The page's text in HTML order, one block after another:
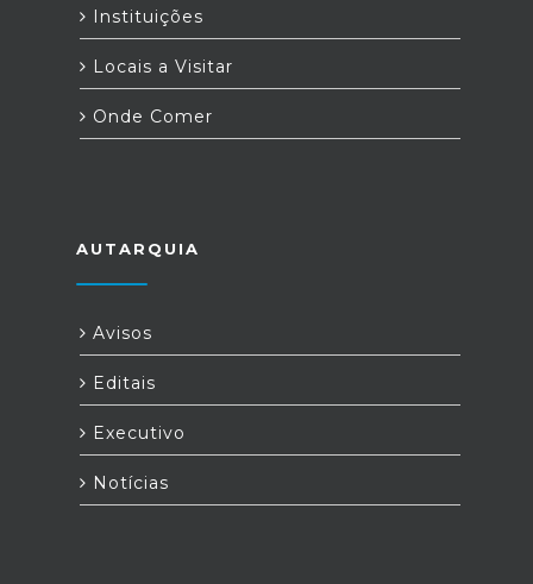
Instituições
Locais a Visitar
Onde Comer
AUTARQUIA
Avisos
Editais
Executivo
Notícias